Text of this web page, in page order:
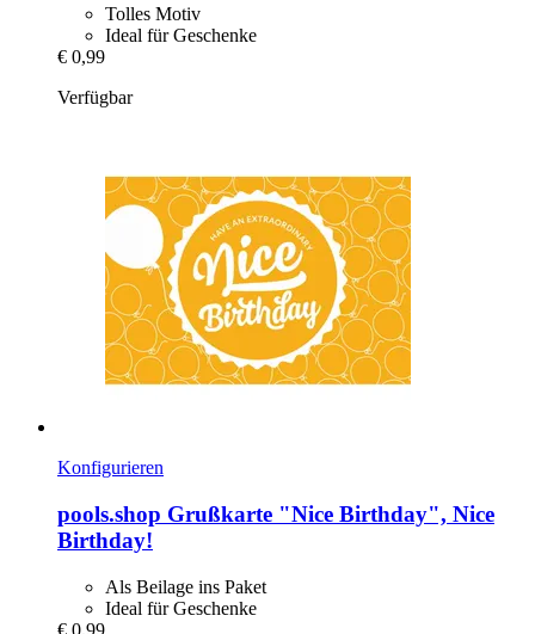
Tolles Motiv
Ideal für Geschenke
€ 0,99
Verfügbar
Konfigurieren
pools.shop Grußkarte "Nice Birthday", Nice
Birthday!
Als Beilage ins Paket
Ideal für Geschenke
€ 0,99